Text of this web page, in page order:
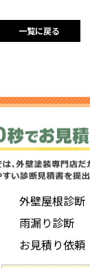
一覧に戻る
外壁屋根診断
雨漏り診断
お見積り依頼